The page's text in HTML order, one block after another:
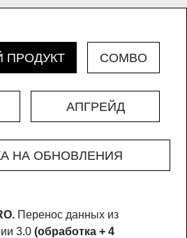
ПРОДУКТ COMBO
АПГРЕЙД
НА ОБНОВЛЕНИЯ
Перенос данных из
3.0 (обработка + 4